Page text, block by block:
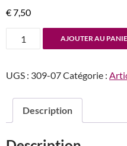
€7,50
quantité
de
310
l’intelligence
AJOUTER AU
UGS : 309-07Catégorie :
Description